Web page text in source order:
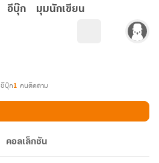
อีบุ๊ก มุมนักเขียน
อีบุ๊ก1 คนติดตาม
คอลเล็กชัน